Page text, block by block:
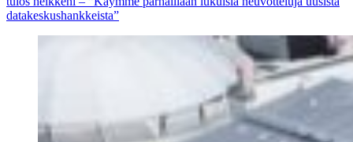
datakeskushankkeista”